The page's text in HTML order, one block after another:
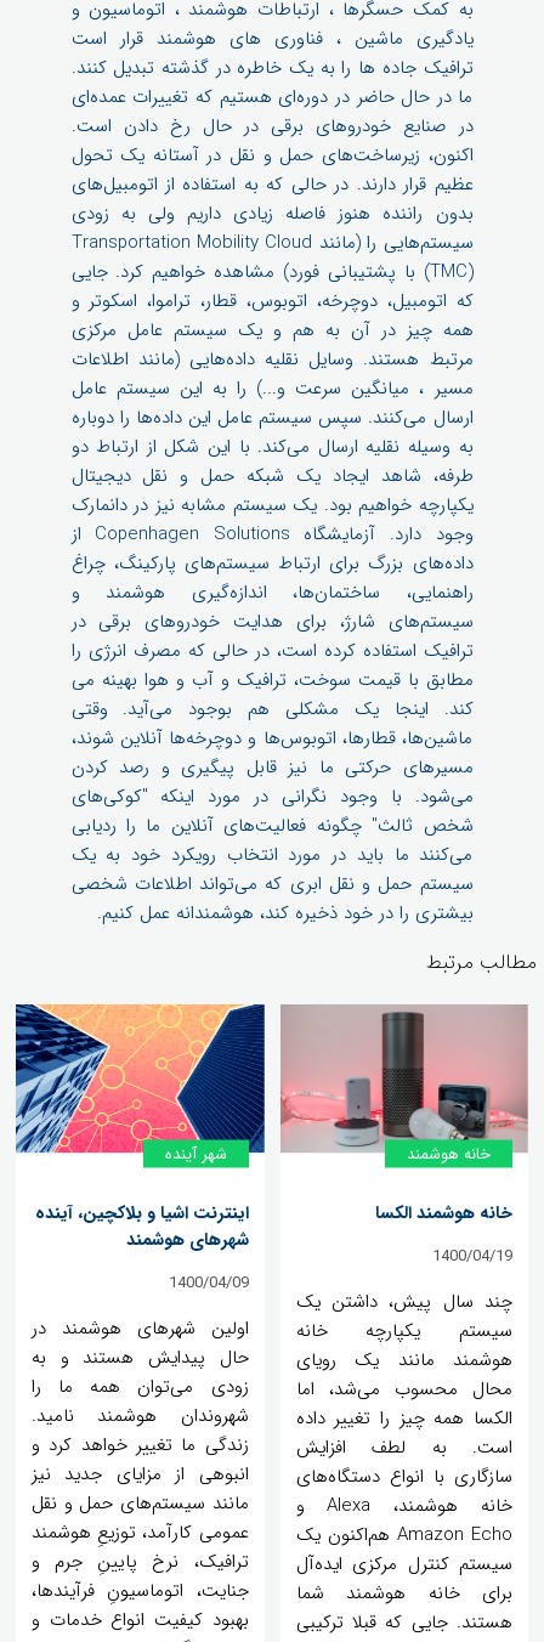
به کمک حسگرها ، ارتباطات هوشمند ، اتوماسیون و
یادگیری ماشین ، فناوری های هوشمند قرار است
ترافیک جاده ها را به یک خاطره در گذشته تبدیل کنند.
ما در حال حاضر در دوره‌ای هستیم که تغییرات عمده‌ای
در صنایع خودروهای برقی در حال رخ دادن است.
اکنون، زیرساخت‌های حمل و نقل در آستانه یک تحول
عظیم قرار دارند. در حالی که به استفاده از اتومبیل‌های
بدون راننده هنوز فاصله زیادی داریم ولی به زودی
سیستم‌هایی را (مانند Transportation Mobility Cloud
(TMC) با پشتیبانی فورد)‌ مشاهده خواهیم کرد. جایی
که اتومبیل، دوچرخه، اتوبوس، قطار، تراموا، اسکوتر و
همه چیز در آن به هم و یک سیستم عامل مرکزی
مرتبط هستند. وسایل نقلیه داده‌هایی (مانند اطلاعات
مسیر ، میانگین سرعت و...) را به این سیستم عامل
ارسال می‌کنند. سپس سیستم عامل این داده‌ها را دوباره
به وسیله نقلیه ارسال می‌کند. با این شکل از ارتباط دو
طرفه، شاهد ایجاد یک شبکه حمل و نقل دیجیتال
یکپارچه خواهیم بود. یک سیستم مشابه نیز در دانمارک
وجود دارد. آزمایشگاه Copenhagen Solutions از
داده‌های بزرگ برای ارتباط سیستم‌های پارکینگ، چراغ
راهنمایی، ساختمان‌ها، اندازه‌گیری هوشمند و
سیستم‌های شارژ، برای هدایت خودروهای برقی در
ترافیک استفاده کرده است، در حالی که مصرف انرژی را
مطابق با قیمت سوخت، ترافیک و آب و هوا بهینه می
کند. اینجا یک مشکلی هم بوجود می‌آید. وقتی
ماشین‌ها، قطارها، اتوبوس‌ها و دوچرخه‌ها آنلاین شوند،
مسیرهای حرکتی ما نیز قابل پیگیری و رصد کردن
می‌شود. با وجود نگرانی در مورد اینکه "کوکی‌های
شخص ثالث" چگونه فعالیت‌های آنلاین ما را ردیابی
می‌کنند ما باید در مورد انتخاب رویکرد خود به یک
سیستم حمل و نقل ابری که می‌تواند اطلاعات شخصی
بیشتری را در خود ذخیره کند، هوشمندانه عمل کنیم.
مطالب مرتبط
خانه‌ هوشمند
خانه هوشمند الکسا
1400/04/19
چند سال پیش، داشتن یک
سیستم یکپارچه خانه
هوشمند مانند یک رویای
محال محسوب می‌شد، اما
الکسا همه چیز را تغییر داده
است. به لطف افزایش
سازگاری با انواع دستگاه‌های
خانه هوشمند، Alexa و
Amazon Echo هم‌اکنون یک
سیستم کنترل مرکزی ایده‌آل
برای خانه هوشمند شما
هستند. جایی که قبلا ترکیبی
شهر آینده
اینترنت اشیا و بلاکچین، آینده
شهر‌های هوشمند
1400/04/09
اولین شهرهای هوشمند در
حال پیدایش هستند و به
زودی می‌توان همه ما را
شهروندان هوشمند نامید.
زندگی ما تغییر خواهد کرد و
انبوهی از مزایای جدید نیز
مانند سیستم‌های حمل و نقل
عمومی کارآمد، توزیعِ هوشمند
ترافیک، نرخ پایینِ جرم و
جنایت، اتوماسیونِ فرآیندها،
بهبود کیفیت انواع خدمات و